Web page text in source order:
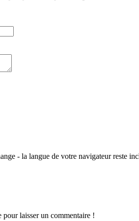
- la langue de votre navigateur reste
pour laisser un commentaire !